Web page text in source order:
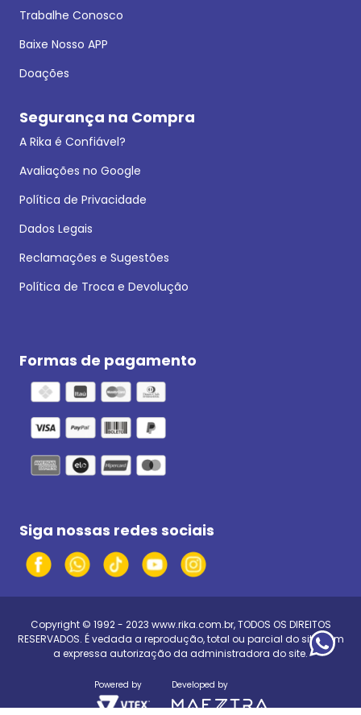
Trabalhe Conosco
Baixe Nosso APP
Doações
Segurança na Compra
A Rika é Confiável?
Avaliações no Google
Política de Privacidade
Dados Legais
Reclamações e Sugestões
Política de Troca e Devolução
Formas de pagamento
Siga nossas redes sociais
Copyright © 1992 - 2023 www.rika.com.br, TODOS OS DIREITOS
RESERVADOS. É vedada a reprodução, total ou parcial do site, sem
a expressa autorização da administradora do site.
Powered by Developed by